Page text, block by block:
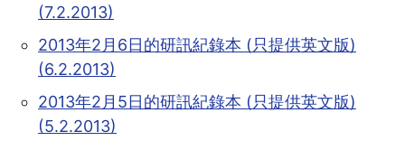
(7.2.2013)
2013年2月6日的研訊紀錄本 (只提供英文版)
(6.2.2013)
2013年2月5日的研訊紀錄本 (只提供英文版)
(5.2.2013)